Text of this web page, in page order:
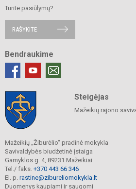
Turite pasiūlymų?
RAŠYKITE
Bendraukime
Steigėjas
Mažeikių rajono
Mažeikių „Žiburėlio“ pradinė mokykla
Savivaldybės biudžetinė įstaiga
Gamyklos g. 4, 89231 Mažeikiai
Tel./ faks. +370 443 66 346
El. p. rastine@zibureliomokykla.lt
Duomenys kaupiami ir saugomi